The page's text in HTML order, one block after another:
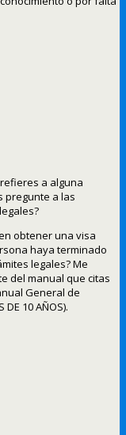
a alguna
pregunte a las
obtener una visa
haya terminado
legales? Me
del manual que citas
General de
10 AÑOS).